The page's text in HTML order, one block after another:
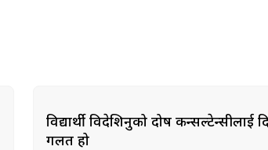
विद्यार्थी विदेशिनुको दोष कन्सल्टेन्सीलाई
गलत हो